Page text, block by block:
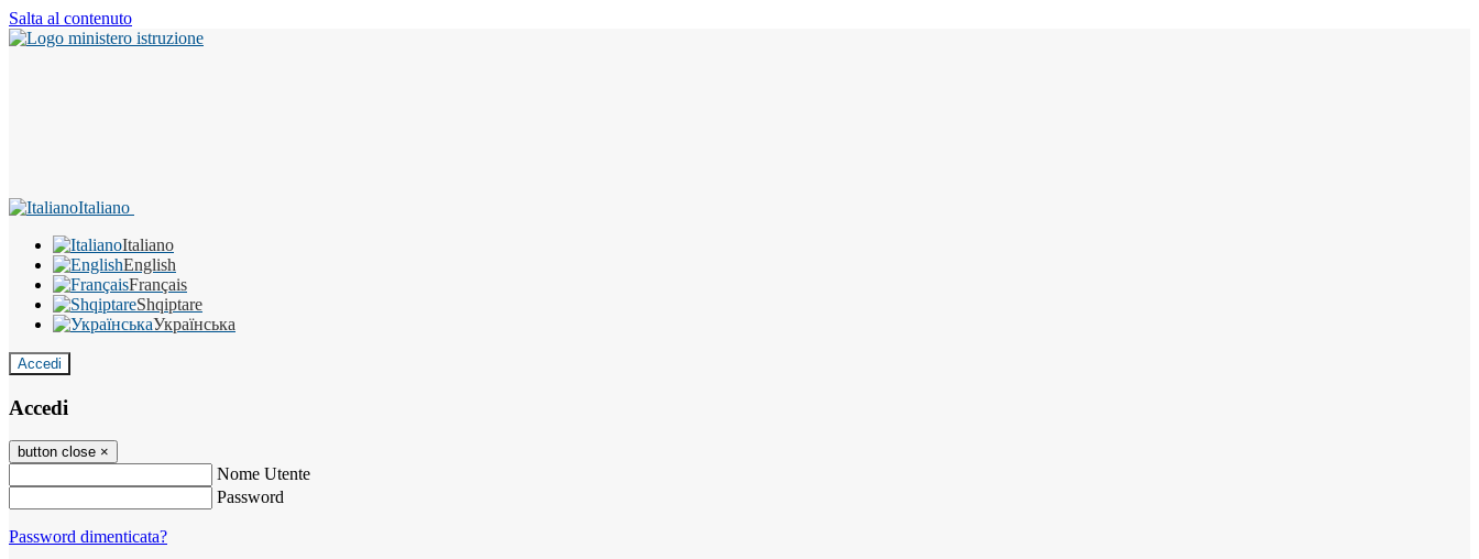
Salta al contenuto
Italiano
Italiano
English
Français
Shqiptare
Українська
Accedi
Accedi
button close ×
Nome Utente
Password
Password dimenticata?